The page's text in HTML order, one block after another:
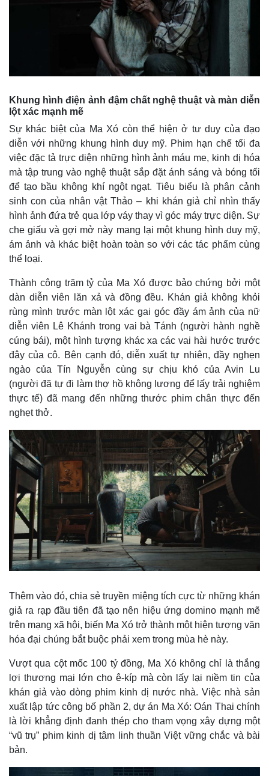
Kinh tế
Bất động sản
Khởi nghiệp
Thị trường
Giá vàng
Tiêu dùng
Tỷ giá
Chứng khoán
Giá cà phê
Khung hình điện ảnh đậm chất nghệ thuật và màn diễn
lột xác mạnh mẽ
Sự khác biệt của Ma Xó còn thể hiện ở tư duy của đạo
diễn với những khung hình duy mỹ. Phim hạn chế tối đa
việc đặc tả trực diện những hình ảnh máu me, kinh dị hóa
mà tập trung vào nghệ thuật sắp đặt ánh sáng và bóng tối
để tạo bầu không khí ngột ngạt. Tiêu biểu là phân cảnh
sinh con của nhân vật Thảo – khi khán giả chỉ nhìn thấy
hình ảnh đứa trẻ qua lớp váy thay vì góc máy trực diện. Sự
che giấu và gợi mở này mang lại một khung hình duy mỹ,
ám ảnh và khác biệt hoàn toàn so với các tác phẩm cùng
thể loại.
Thành công trăm tỷ của Ma Xó được bảo chứng bởi một
dàn diễn viên lăn xả và đồng đều. Khán giả không khỏi
rùng mình trước màn lột xác gai góc đầy ám ảnh của nữ
diễn viên Lê Khánh trong vai bà Tánh (người hành nghề
cúng bái), một hình tượng khác xa các vai hài hước trước
đây của cô. Bên cạnh đó, diễn xuất tự nhiên, đầy nghẹn
ngào của Tín Nguyễn cùng sự chịu khó của Avin Lu
(người đã tự đi làm thợ hồ không lương để lấy trải nghiệm
thực tế) đã mang đến những thước phim chân thực đến
nghẹt thở.
Thêm vào đó, chia sẻ truyền miệng tích cực từ những khán
giả ra rạp đầu tiên đã tạo nên hiệu ứng domino mạnh mẽ
trên mạng xã hội, biến Ma Xó trở thành một hiện tượng văn
hóa đại chúng bắt buộc phải xem trong mùa hè này.
Vượt qua cột mốc 100 tỷ đồng, Ma Xó không chỉ là thắng
lợi thương mại lớn cho ê-kíp mà còn lấy lại niềm tin của
khán giả vào dòng phim kinh dị nước nhà. Việc nhà sản
xuất lập tức công bố phần 2, dự án Ma Xó: Oán Thai chính
là lời khẳng định đanh thép cho tham vọng xây dựng một
“vũ trụ” phim kinh dị tâm linh thuần Việt vững chắc và bài
bản.